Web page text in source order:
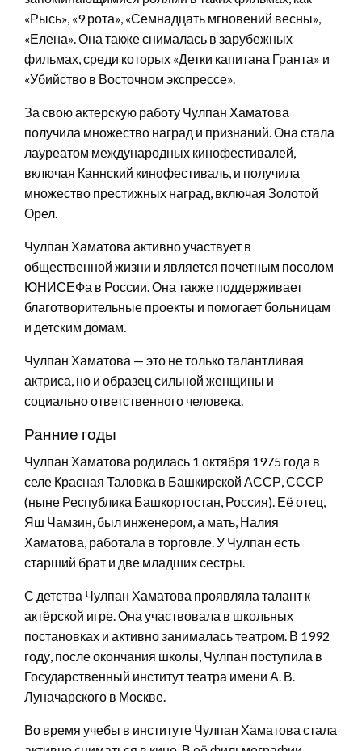
«Рысь», «9 рота», «Семнадцать мгновений весны»,
«Елена». Она также снималась в зарубежных
фильмах, среди которых «Детки капитана Гранта» и
«Убийство в Восточном экспрессе».
За свою актерскую работу Чулпан Хаматова
получила множество наград и признаний. Она стала
лауреатом международных кинофестивалей,
включая Каннский кинофестиваль, и получила
множество престижных наград, включая Золотой
Орел.
Чулпан Хаматова активно участвует в
общественной жизни и является почетным посолом
ЮНИСЕФа в России. Она также поддерживает
благотворительные проекты и помогает больницам
и детским домам.
Чулпан Хаматова — это не только талантливая
актриса, но и образец сильной женщины и
социально ответственного человека.
Ранние годы
Чулпан Хаматова родилась 1 октября 1975 года в
селе Красная Таловка в Башкирской АССР, СССР
(ныне Республика Башкортостан, Россия). Её отец,
Яш Чамзин, был инженером, а мать, Налия
Хаматова, работала в торговле. У Чулпан есть
старший брат и две младших сестры.
С детства Чулпан Хаматова проявляла талант к
актёрской игре. Она участвовала в школьных
постановках и активно занималась театром. В 1992
году, после окончания школы, Чулпан поступила в
Государственный институт театра имени А. В.
Луначарского в Москве.
Во время учебы в институте Чулпан Хаматова стала